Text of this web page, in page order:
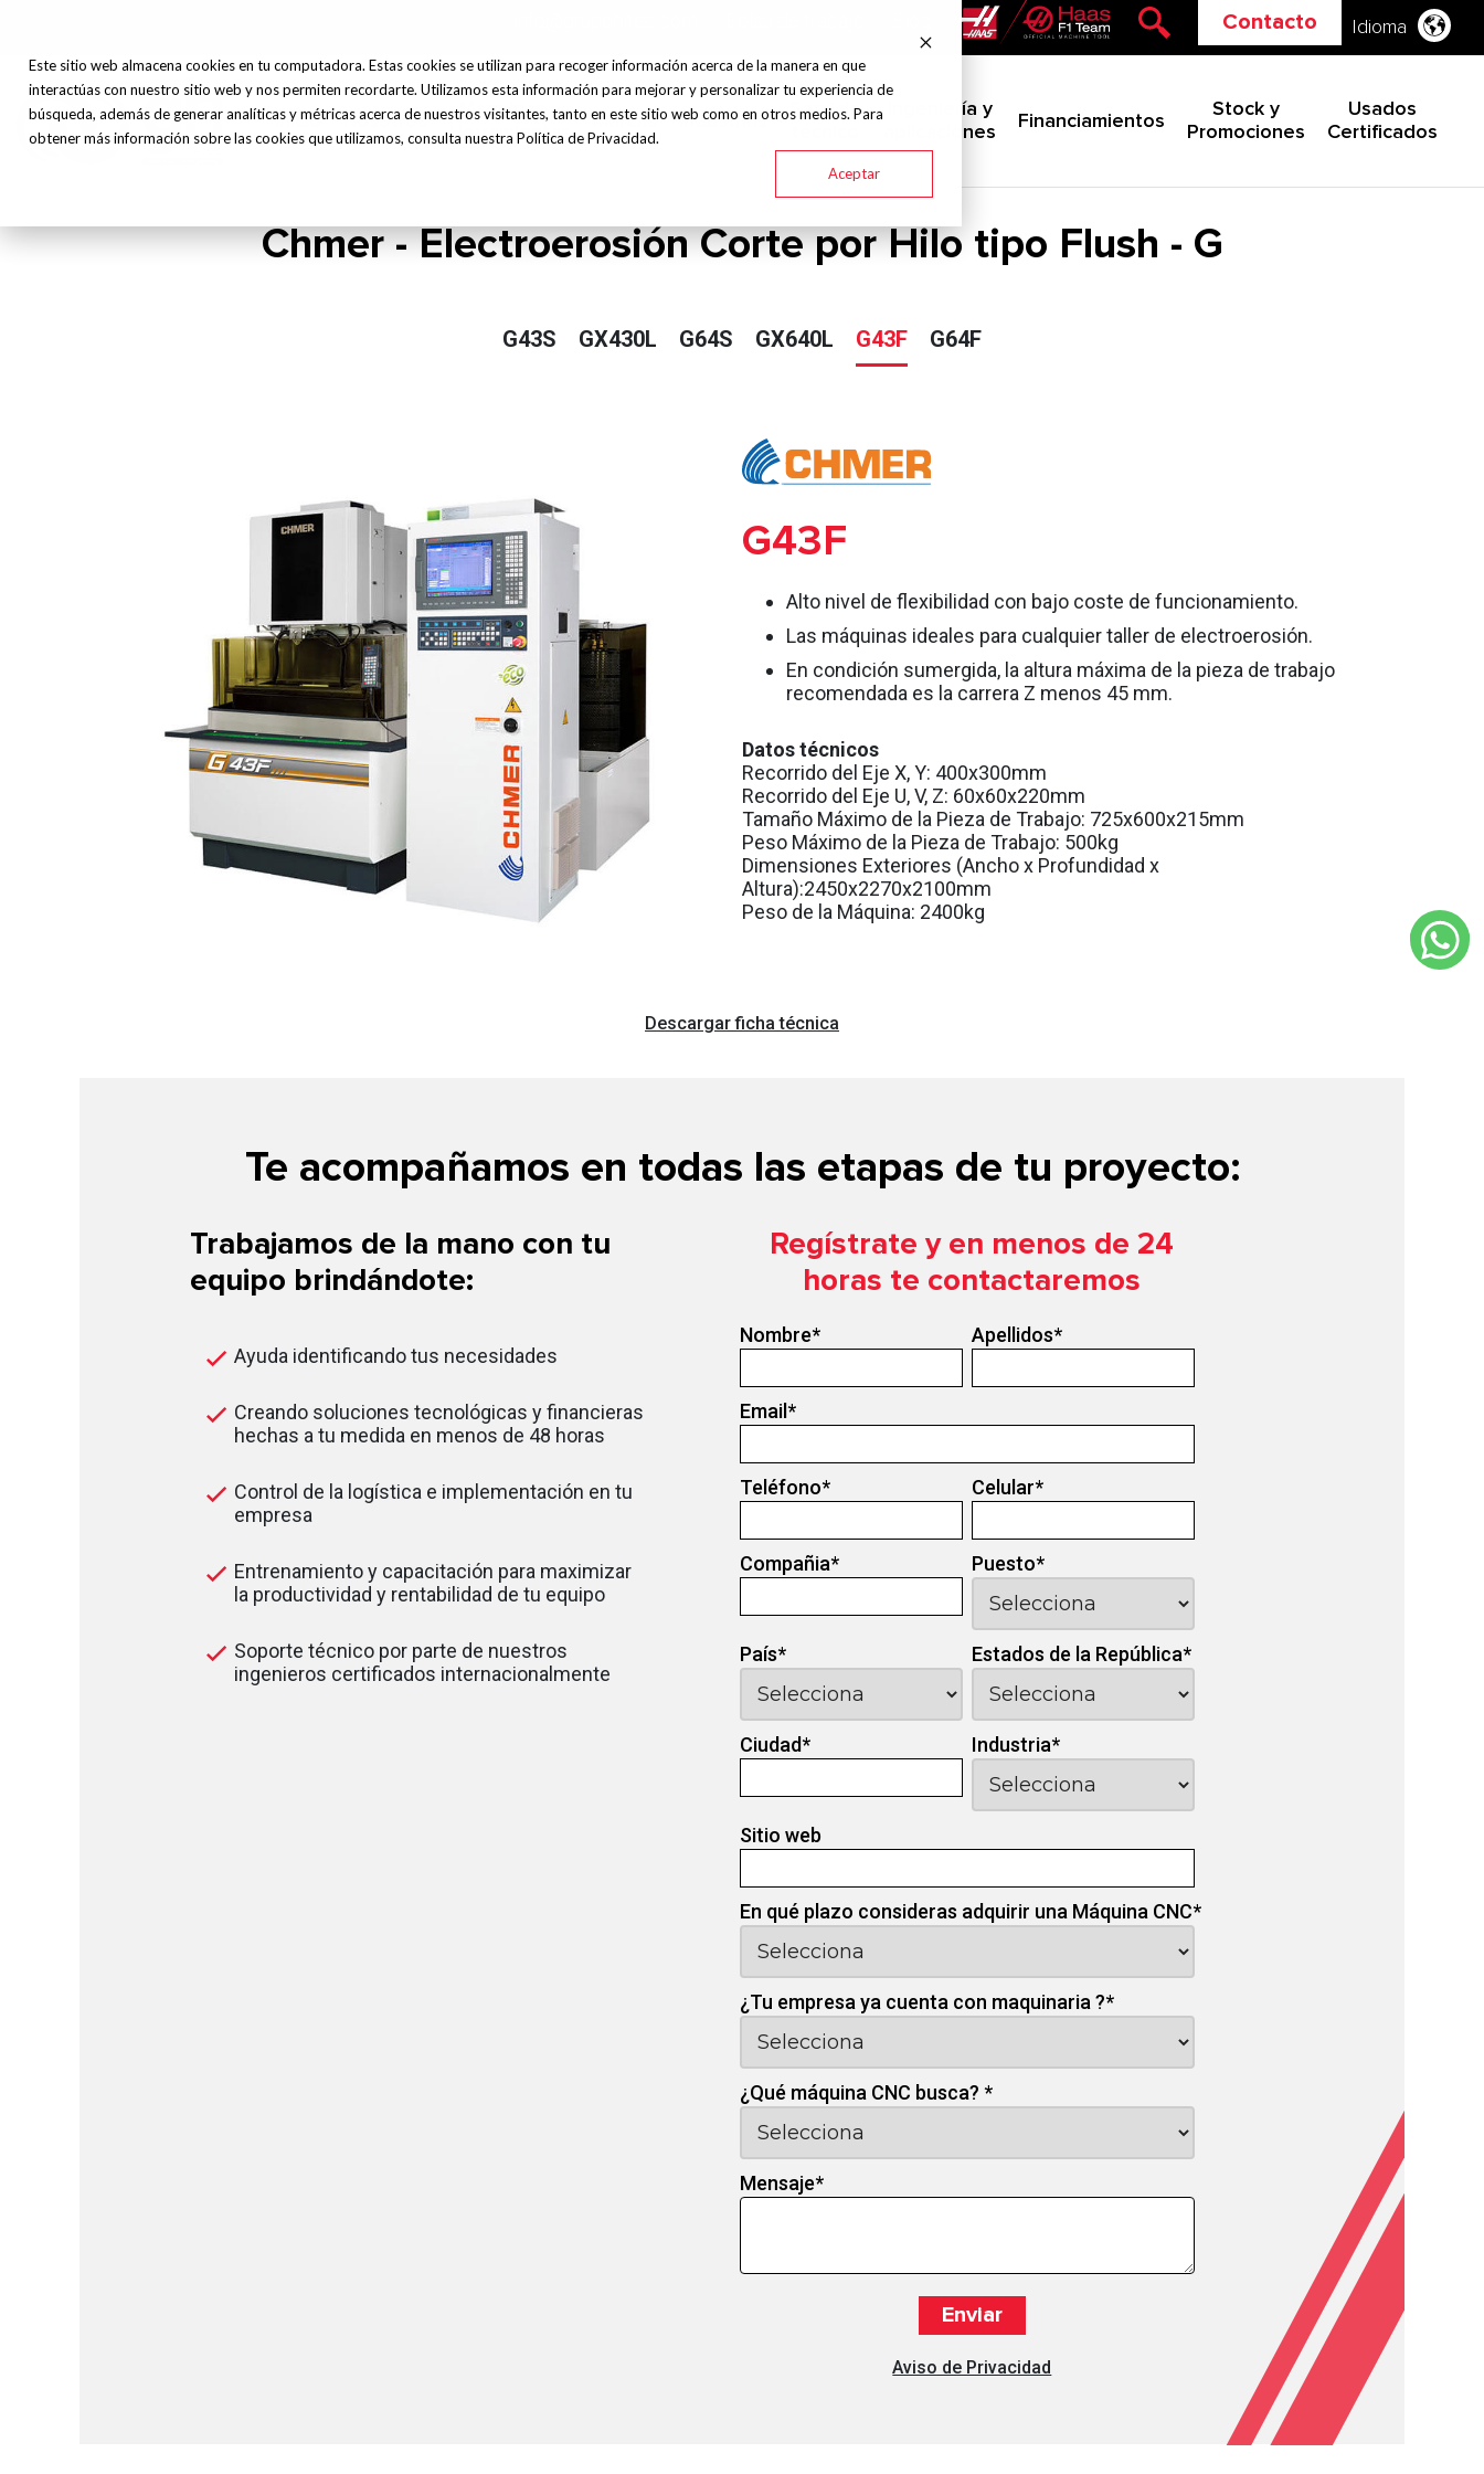
Este sitio web almacena cookies en tu computadora. Estas cookies se utilizan para recoger información acerca de la manera en que
interactúas con nuestro sitio web y nos permiten recordarte. Utilizamos esta información para mejorar y personalizar tu experiencia de
búsqueda, además de generar analíticas y métricas acerca de nuestros visitantes, tanto en este sitio web como en otros medios. Para
obtener más información sobre las cookies que utilizamos, consulta nuestra Política de Privacidad.
Aceptar
Contacto Idioma
Inicio Nosotros
Máquinas y
Herramientas
Marcas Industrias
Servicio
Ingeniería y
aplicaciones
Financiamientos
Stock y
Promociones
Usados
Certificados
Chmer - Electroerosión Corte por Hilo tipo Flush - G
G43S GX430L G64S GX640L G43F G64F
G43F
Alto nivel de flexibilidad con bajo coste de funcionamiento.
Las máquinas ideales para cualquier taller de electroerosión.
En condición sumergida, la altura máxima de la pieza de trabajo
recomendada es la carrera Z menos 45 mm.
Datos técnicos
Recorrido del Eje X, Y: 400x300mm
Recorrido del Eje U, V, Z: 60x60x220mm
Tamaño Máximo de la Pieza de Trabajo: 725x600x215mm
Peso Máximo de la Pieza de Trabajo: 500kg
Dimensiones Exteriores (Ancho x Profundidad x
Altura):2450x2270x2100mm
Peso de la Máquina: 2400kg
Descargar ficha técnica
Te acompañamos en todas las etapas de tu proyecto:
Trabajamos de la mano con tu
equipo brindándote:
Ayuda identificando tus necesidades
Creando soluciones tecnológicas y financieras
hechas a tu medida en menos de 48 horas
Control de la logística e implementación en tu
empresa
Entrenamiento y capacitación para maximizar
la productividad y rentabilidad de tu equipo
Soporte técnico por parte de nuestros
ingenieros certificados internacionalmente
Regístrate y en menos de 24
horas te contactaremos
Nombre* Apellidos*
Email*
Teléfono* Celular*
Compañia* Puesto*
País* Estados de la República*
Ciudad* Industria*
Sitio web
En qué plazo consideras adquirir una Máquina CNC*
¿Tu empresa ya cuenta con maquinaria ?*
¿Qué máquina CNC busca?*
Mensaje*
Aviso de Privacidad